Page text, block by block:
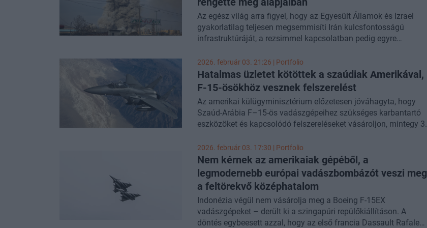
Az egész világ arra figyel, hogy az Egyesült Államok és Izrael
gyakorlatilag teljesen megsemmisíti Irán kulcsfontosságú
infrastruktúráját, a rezsimmel kapcsolatban pedig egyre
arról, hogy Ali Hámenei halálával Oroszország mellett Kína is egy
szoros szövetségesét veszítette el, ráadásul ez komoly fejtörést
okozhat a keleti nagyhatalomban. Pekinget egyszerre több
dilemma is sújtja most, amik elég komoly gondokat okozhatnak
az ország globális nagyhatalmi céljaira nézve is.
2026. február 03. 21:26 | Portfolio
Hatalmas üzletet kötöttek a szaúdiak Amerikával,
F-15-ösökhöz vesznek felszerelést
Az amerikai külügyminisztérium előzetesen jóváhagyta, hogy
Szaúd-Arábia F–15-ös vadászgépeihez szükséges karbantartó
eszközöket és kapcsolódó felszereléseket vásároljon, mintegy 3
2026. február 03. 17:30 | Portfolio
Nem kérnek az amerikaiak gépéből, a
legmodernebb európai vadászbombázót veszi meg
a feltörekvő középhatalom
Indonézia végül nem vásárolja meg a Boeing F-15EX
vadászgépeket – derült ki a szingapúri repülőkiállításon. A
döntés egybeesett azzal, hogy az első francia Dassault Rafale